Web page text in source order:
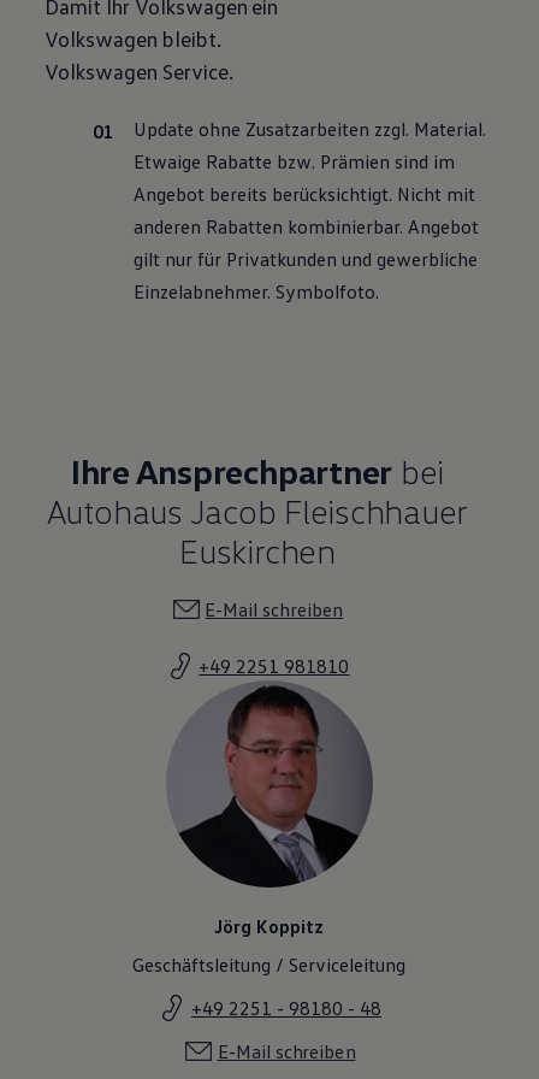
Motorenöl und Flüssigkeiten
Räder und Reifen
Pannen- und Unfallhilfe
Economy Service
Zubehör
Schutz und Pflege
Transport
Individualisieren
Wallbox und Ladekabel
Dienste für Ihr Modell finden
Warn- und Kontrollleuchten
Assistenzsysteme
Digitale Betriebsanleitung
Live Beratung
Transport
Familie
Elektromobilität
Volkswagen R
Pannen- und Unfallhilfe
Volkswagen Kundenbetreuung
Damit Ihr Volkswagen ein
Volkswagen bleibt.
Volkswagen Service.
Update ohne Zusatzarbeiten zzgl. Material.
Etwaige Rabatte bzw. Prämien sind im
Angebot bereits berücksichtigt. Nicht mit
anderen Rabatten kombinierbar. Angebot
gilt nur für Privatkunden und gewerbliche
Einzelabnehmer. Symbolfoto.
Ihre Ansprechpartner bei
Autohaus Jacob Fleischhauer
Euskirchen
E-Mail schreiben
+49 2251 981810
Jörg Koppitz
Geschäftsleitung / Serviceleitung
+49 2251 - 98180 - 48
E-Mail schreiben